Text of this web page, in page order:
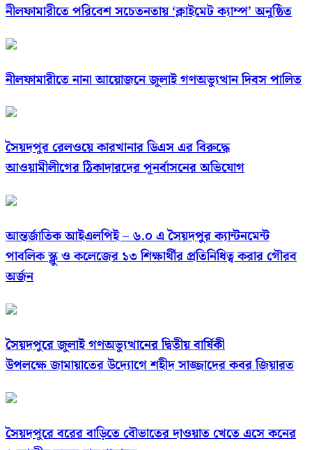
নীলফামারীতে পরিবেশ সচেতনতায় ‘ক্লাইমেট ক্যাম্প’ অনুষ্ঠিত
নীলফামারীতে নানা আয়োজনে জুলাই গণঅভ্যুত্থান দিবস পালিত
সৈয়দপুর রেলওয়ে কারখানার ডিএস এর বিরুদ্ধে
আওয়ামীলীগের ঠিকাদারদের পূনর্বাসনের অভিযোগ
আন্তর্জাতিক আইএলপিই – ৬.০ এ সৈয়দপুর ক্যান্টনমেন্ট
পাবলিক স্ক্লু ও কলেজের ১৩ শিক্ষার্থীর প্রতিনিধিত্ব করার গৌরব
অর্জন
সৈয়দপুরে জুলাই গণঅভ্যুত্থানের দ্বিতীয় বার্ষিকী
উপলক্ষে জামায়াতের উদ্যোগে শহীদ সাজ্জাদের কবর জিয়ারত
সৈয়দপুরে বরের বাড়িতে বৌভাতের দাওয়াত খেতে এসে কনের